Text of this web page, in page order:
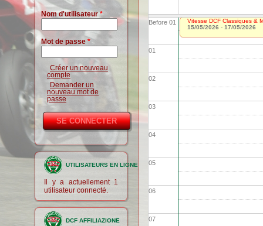
Nom d'utilisateur*
Mot de passe *
Créer un nouveau
compte
Demander un
nouveau mot de
passe
UTILISATEURS EN LIGNE
Il y a actuellement 1
utilisateur connecté.
DCF AFFILIAZIONE
Before 01
01
02
03
04
05
06
07
Vitesse DCF Classiques &
15/05/2026 - 17/05/2026